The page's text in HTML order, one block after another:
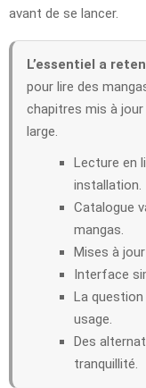
avant de se lancer.
L’essentiel a
pour lire des
chapitres mis à
large.
Lecture en
installation.
Catalogue
mangas.
Mises à
Interface
La
usage.
Des
tranquillité.